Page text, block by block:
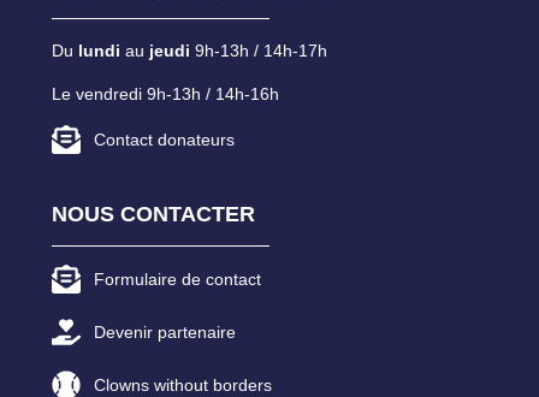
Du lundi au jeudi 9h-13h / 14h-17h
Le vendredi 9h-13h / 14h-16h
Contact donateurs
NOUS CONTACTER
Formulaire de contact
Devenir partenaire
Clowns without borders